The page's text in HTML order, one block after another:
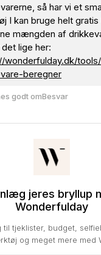
så har vi et
I kan bruge helt gratis
mængden af
lige her:
wonderfulday.dk/
beregner
godt omBesvar
jeres bryllup
Wonderfulday
til tjeklister, budget,
og meget mere med